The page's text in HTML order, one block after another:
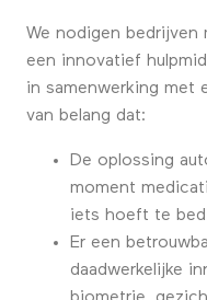
We nodigen
een innovatief
in samenwerking met
van belang dat:
De oplossing
moment
iets hoeft te
Er een
daadwerkelijke